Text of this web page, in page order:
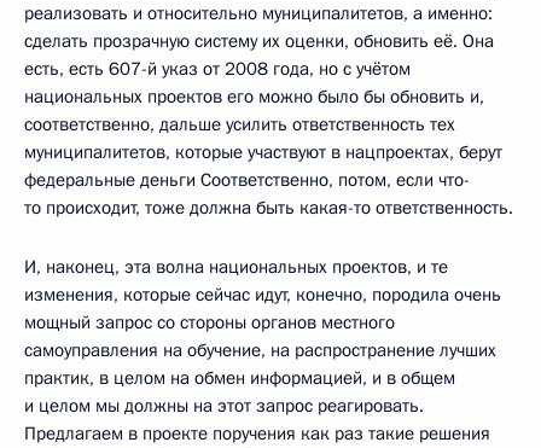
реализовать и относительно муниципалитетов, а именно:
сделать прозрачную систему их оценки, обновить её. Она
есть, есть 607-й указ от 2008 года, но с учётом
национальных проектов его можно было бы обновить и,
соответственно, дальше усилить ответственность тех
муниципалитетов, которые участвуют в нацпроектах, берут
федеральные деньги Соответственно, потом, если что-
то происходит, тоже должна быть какая-то ответственность.
И, наконец, эта волна национальных проектов, и те
изменения, которые сейчас идут, конечно, породила очень
мощный запрос со стороны органов местного
самоуправления на обучение, на распространение лучших
практик, в целом на обмен информацией, и в общем
и целом мы должны на этот запрос реагировать.
Предлагаем в проекте поручения как раз такие решения